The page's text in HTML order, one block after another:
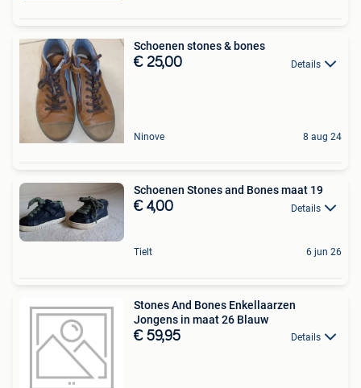
Schoenen stones & bones
€ 25,00 Details
Ninove 8 aug 24
Schoenen Stones and Bones maat 19
€ 4,00 Details
Tielt 6 jun 26
Stones And Bones Enkellaarzen
Jongens in maat 26 Blauw
€ 59,95 Details